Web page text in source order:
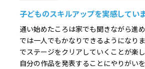
子どものスキルアップを実感してい
通い始めたころは家でも聞きながら進
では一人でもかなりできるようになり
でステージをクリアしていくことが楽
自分の作品を発表することにやりがい